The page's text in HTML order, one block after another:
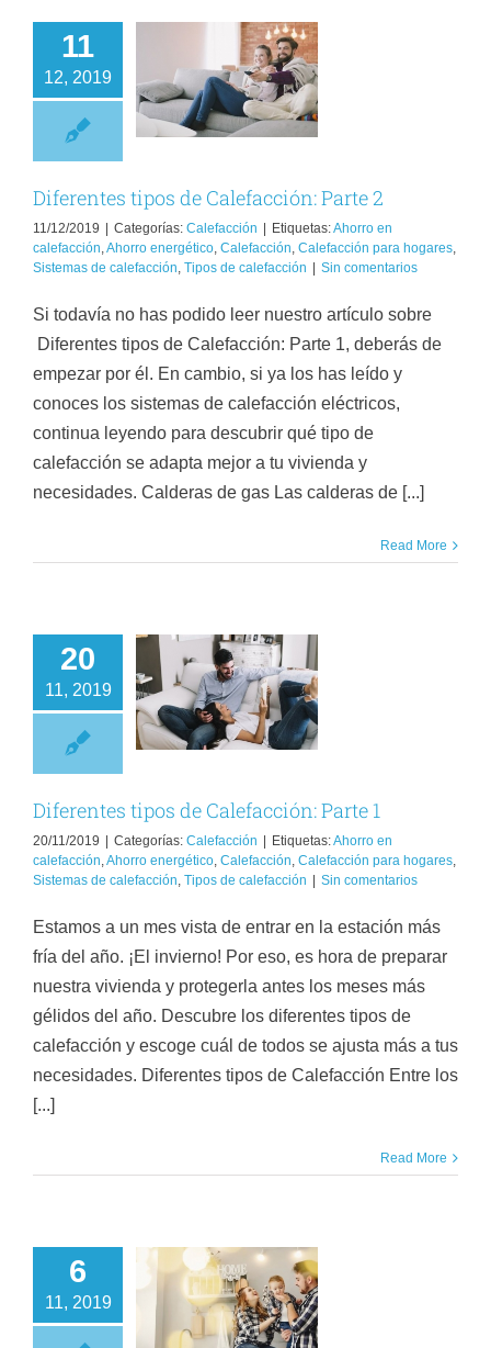
11
12, 2019
tipos de
Parte 2
Calefacción
Diferentes tipos de Calefacción: Parte 2
11/12/2019 Categorías: Calefacción Etiquetas:Ahorro en
calefacción,Ahorro energético, Calefacción, Calefacción para hogares,
Sistemas de calefacción, Tipos de calefacción Sin comentarios
Si todavía no has podido leer nuestro artículo sobre
Diferentes tipos de Calefacción: Parte 1, deberás de
empezar por él. En cambio, si ya los has leído y
conoces los sistemas de calefacción eléctricos,
continua leyendo para descubrir qué tipo de
calefacción se adapta mejor a tu vivienda y
necesidades. Calderas de gas Las calderas de [...]
Read More
20
11, 2019
tipos de
Parte 1
Calefacción
Diferentes tipos de Calefacción: Parte 1
20/11/2019 Categorías: Calefacción Etiquetas:Ahorro en
calefacción,Ahorro energético, Calefacción, Calefacción para hogares,
Sistemas de calefacción, Tipos de calefacción Sin comentarios
Estamos a un mes vista de entrar en la estación más
fría del año. ¡El invierno! Por eso, es hora de preparar
nuestra vivienda y protegerla antes los meses más
gélidos del año. Descubre los diferentes tipos de
calefacción y escoge cuál de todos se ajusta más a tus
necesidades. Diferentes tipos de Calefacción Entre los
[...]
Read More
6
11, 2019
tipos de
Calderas